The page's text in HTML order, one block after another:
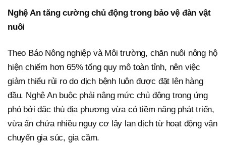
Nghệ An tăng cường chủ động trong bảo vệ đàn vật
nuôi
Theo Báo Nông nghiệp và Môi trường, chăn nuôi nông hộ
hiện chiếm hơn 65% tổng quy mô toàn tỉnh, nên việc
giảm thiểu rủi ro do dịch bệnh luôn được đặt lên hàng
đầu. Nghệ An buộc phải nâng mức chủ động trong ứng
phó bởi đặc thù địa phương vừa có tiềm năng phát triển,
vừa ẩn chứa nhiều nguy cơ lây lan dịch từ hoạt động vận
chuyển gia súc, gia cầm.